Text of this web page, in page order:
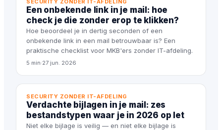
SECURITY ZONDER IT-AFDELING
Een onbekende link in je mail: hoe
check je die zonder erop te klikken?
Hoe beoordeel je in dertig seconden of een
onbekende link in een mail betrouwbaar is? Een
praktische checklist voor MKB'ers zonder IT-afdeling.
5 min·27 jun. 2026
SECURITY ZONDER IT-AFDELING
Verdachte bijlagen in je mail: zes
bestandstypen waar je in 2026 op let
Niet elke bijlage is veilig — en niet elke bijlage is